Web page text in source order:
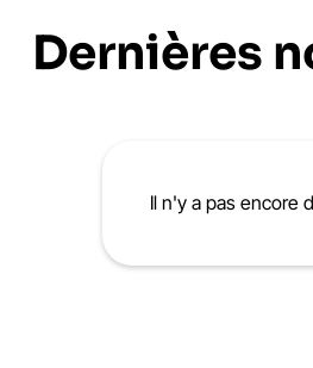
Dernières
Il n'y a pas encore